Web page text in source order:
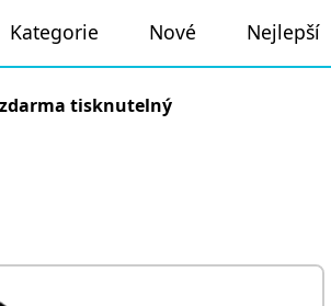
Kategorie Nové Nejlepší
zdarma tisknutelný